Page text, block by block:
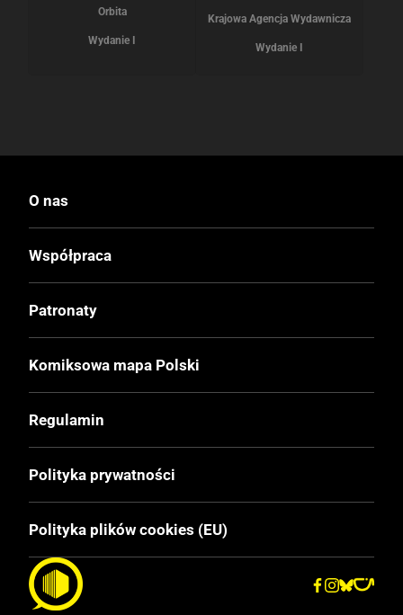
Orbita
Wydanie I
Krajowa Agencja Wydawnicza
Wydanie I
O nas
Współpraca
Patronaty
Komiksowa mapa Polski
Regulamin
Polityka prywatności
Polityka plików cookies (EU)